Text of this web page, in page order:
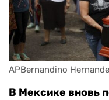
APBernandino
В Мексике вновь